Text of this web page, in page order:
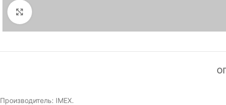
Производитель: IMEX.